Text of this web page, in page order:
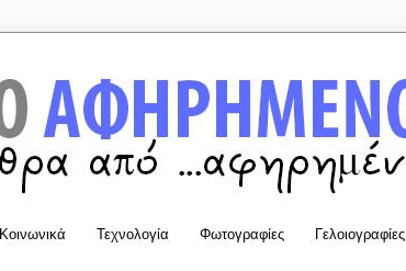
Κοινωνικά Τεχνολογία Φωτογραφίες Γελοιογραφίες